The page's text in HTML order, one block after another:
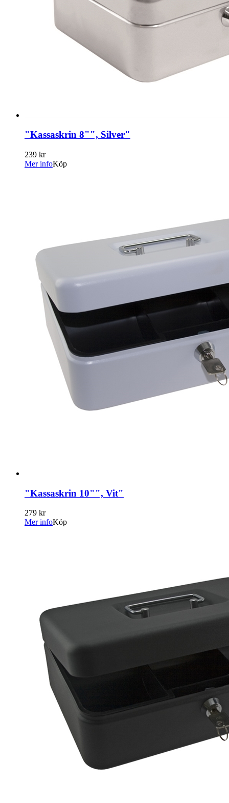
"Kassaskrin 8"", Silver"
239 kr
Mer infoKöp
"Kassaskrin 10"", Vit"
279 kr
Mer infoKöp